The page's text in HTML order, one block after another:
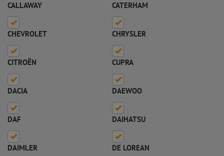
CALLAWAY CATERHAM
CHEVROLET CHRYSLER
CITROËN CUPRA
DACIA DAEWOO
DAF DAIHATSU
DAIMLER DE LOREAN